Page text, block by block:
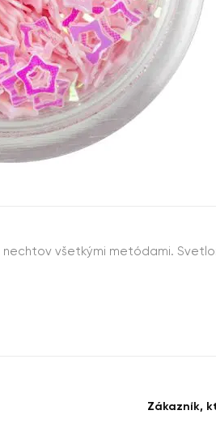
všetkými metódami.
Zákazník,